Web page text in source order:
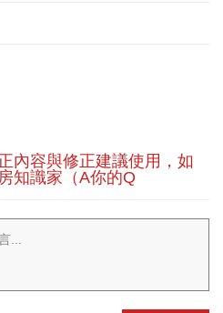
內容與修正建議使用，如
知識家（A你的Q
...